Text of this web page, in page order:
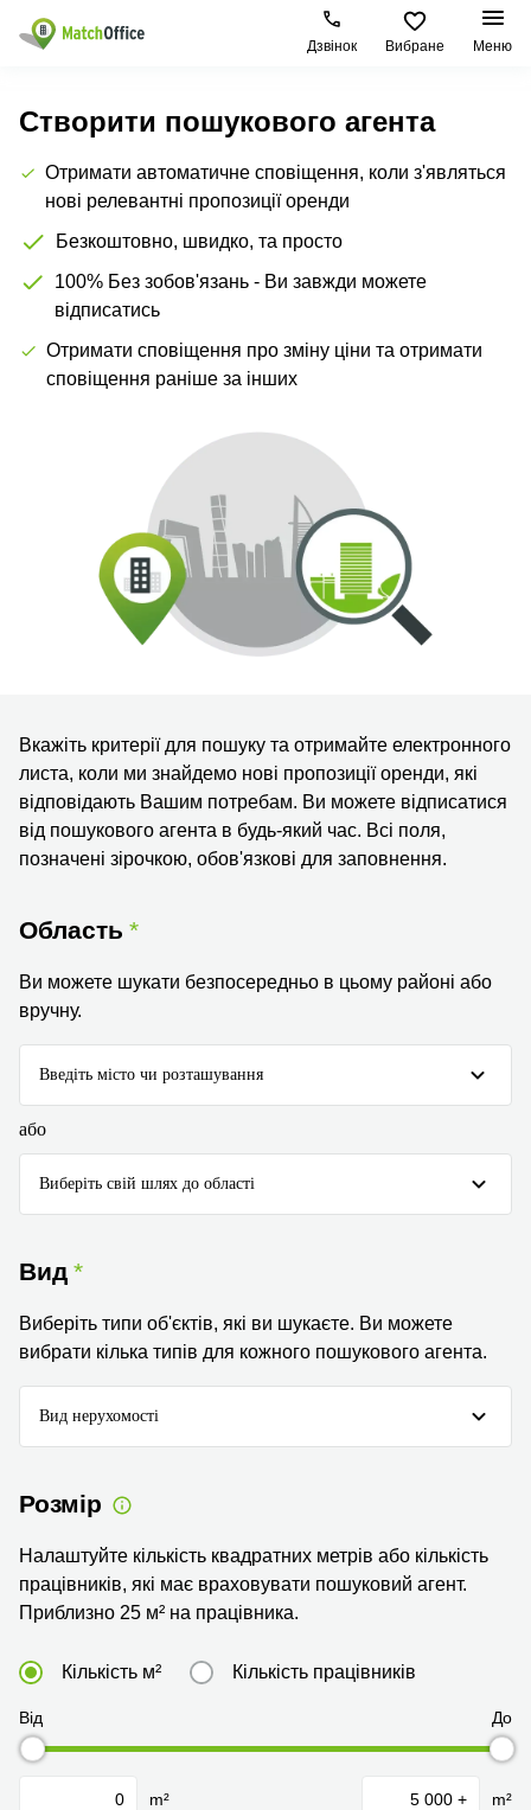
Дзвінок Вибране Меню
приміщення
центри
Віртуальні
офіси
міста
район
район
Солом'янський
пошуки
центри
Києва
Офіси у
районі
Конференц-
Здати в оренду
Ціна
Створити пошукового агента
Отримати автоматичне сповіщення, коли з'являться
нові релевантні пропозиції оренди
Безкоштовно, швидко, та просто
100% Без зобов'язань - Ви завжди можете
відписатись
Отримати сповіщення про зміну ціни та отримати
сповіщення раніше за інших
Вкажіть критерії для пошуку та отримайте електронного
листа, коли ми знайдемо нові пропозиції оренди, які
відповідають Вашим потребам. Ви можете відписатися
від пошукового агента в будь-який час. Всі поля,
позначені зірочкою, обов'язкові для заповнення.
Область
Ви можете шукати безпосередньо в цьому районі або
вручну.
Введіть місто чи розташування
або
Виберіть свій шлях до області
Вид
Виберіть типи об'єктів, які ви шукаєте. Ви можете
вибрати кілька типів для кожного пошукового агента.
Вид нерухомості
Розмір
Налаштуйте кількість квадратних метрів або кількість
працівників, які має враховувати пошуковий агент.
Приблизно 25 м² на працівника.
Кількість м² Кількість працівників
Від До
m² m²